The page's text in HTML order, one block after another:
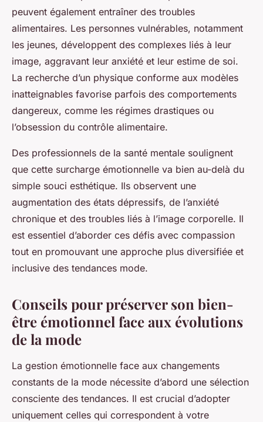
peuvent également entraîner des troubles
alimentaires. Les personnes vulnérables, notamment
les jeunes, développent des complexes liés à leur
image, aggravant leur anxiété et leur estime de soi.
La recherche d’un physique conforme aux modèles
inatteignables favorise parfois des comportements
dangereux, comme les régimes drastiques ou
l’obsession du contrôle alimentaire.
Des professionnels de la santé mentale soulignent
que cette surcharge émotionnelle va bien au-delà du
simple souci esthétique. Ils observent une
augmentation des états dépressifs, de l’anxiété
chronique et des troubles liés à l’image corporelle. Il
est essentiel d’aborder ces défis avec compassion
tout en promouvant une approche plus diversifiée et
inclusive des tendances mode.
Conseils pour préserver son bien-
être émotionnel face aux évolutions
de la mode
La gestion émotionnelle face aux changements
constants de la mode nécessite d’abord une sélection
consciente des tendances. Il est crucial d’adopter
uniquement celles qui correspondent à votre